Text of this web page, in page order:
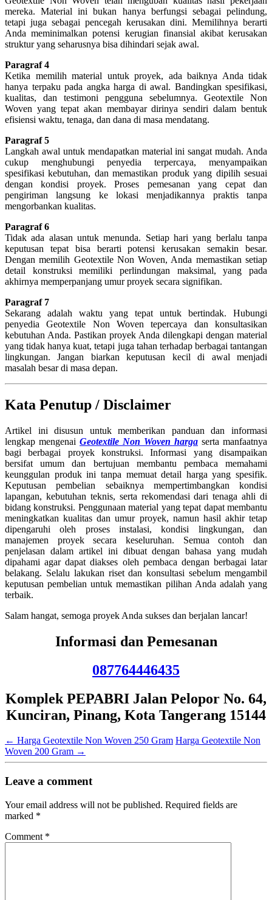
mereka. Material ini bukan hanya berfungsi sebagai pelindung,
tetapi juga sebagai pencegah kerusakan dini. Memilihnya berarti
Anda meminimalkan potensi kerugian finansial akibat kerusakan
struktur yang seharusnya bisa dihindari sejak awal.
Paragraf 4
Ketika memilih material untuk proyek, ada baiknya Anda tidak
hanya terpaku pada angka harga di awal. Bandingkan spesifikasi,
kualitas, dan testimoni pengguna sebelumnya. Geotextile Non
Woven yang tepat akan membayar dirinya sendiri dalam bentuk
efisiensi waktu, tenaga, dan dana di masa mendatang.
Paragraf 5
Langkah awal untuk mendapatkan material ini sangat mudah. Anda
cukup menghubungi penyedia terpercaya, menyampaikan
spesifikasi kebutuhan, dan memastikan produk yang dipilih sesuai
dengan kondisi proyek. Proses pemesanan yang cepat dan
pengiriman langsung ke lokasi menjadikannya praktis tanpa
mengorbankan kualitas.
Paragraf 6
Tidak ada alasan untuk menunda. Setiap hari yang berlalu tanpa
keputusan tepat bisa berarti potensi kerusakan semakin besar.
Dengan memilih Geotextile Non Woven, Anda memastikan setiap
detail konstruksi memiliki perlindungan maksimal, yang pada
akhirnya memperpanjang umur proyek secara signifikan.
Paragraf 7
Sekarang adalah waktu yang tepat untuk bertindak. Hubungi
penyedia Geotextile Non Woven tepercaya dan konsultasikan
kebutuhan Anda. Pastikan proyek Anda dilengkapi dengan material
yang tidak hanya kuat, tetapi juga tahan terhadap berbagai tantangan
lingkungan. Jangan biarkan keputusan kecil di awal menjadi
masalah besar di masa depan.
Kata Penutup / Disclaimer
Artikel ini disusun untuk memberikan panduan dan informasi
lengkap mengenai Geotextile Non Woven harga serta manfaatnya
bagi berbagai proyek konstruksi. Informasi yang disampaikan
bersifat umum dan bertujuan membantu pembaca memahami
keunggulan produk ini tanpa memuat detail harga yang spesifik.
Keputusan pembelian sebaiknya mempertimbangkan kondisi
lapangan, kebutuhan teknis, serta rekomendasi dari tenaga ahli di
bidang konstruksi. Penggunaan material yang tepat dapat membantu
meningkatkan kualitas dan umur proyek, namun hasil akhir tetap
dipengaruhi oleh proses instalasi, kondisi lingkungan, dan
manajemen proyek secara keseluruhan. Semua contoh dan
penjelasan dalam artikel ini dibuat dengan bahasa yang mudah
dipahami agar dapat diakses oleh pembaca dengan berbagai latar
belakang. Selalu lakukan riset dan konsultasi sebelum mengambil
keputusan pembelian untuk memastikan pilihan Anda adalah yang
terbaik.
Salam hangat, semoga proyek Anda sukses dan berjalan lancar!
Informasi dan Pemesanan
087764446435
Komplek PEPABRI Jalan Pelopor No. 64,
Kunciran, Pinang, Kota Tangerang 15144
← Harga Geotextile Non Woven 250 Gram Harga Geotextile Non
Woven 200 Gram →
Leave a comment
Your email address will not be published. Required fields are
marked *
Comment *